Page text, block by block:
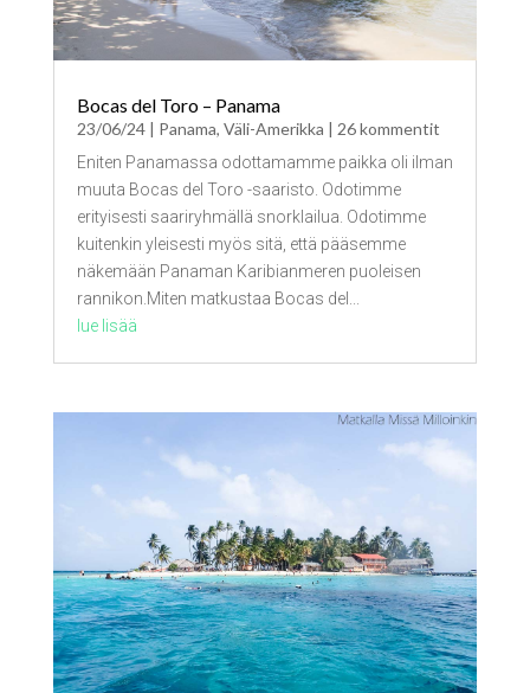
Bocas del Toro – Panama
23/06/24| Panama, Väli-Amerikka | 26 kommentit
Eniten Panamassa odottamamme paikka oli ilman
muuta Bocas del Toro -saaristo. Odotimme
erityisesti saariryhmällä snorklailua. Odotimme
kuitenkin yleisesti myös sitä, että pääsemme
näkemään Panaman Karibianmeren puoleisen
rannikon.Miten matkustaa Bocas del...
lue lisää